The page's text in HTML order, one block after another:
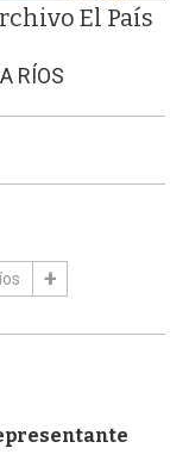
El País
RÍOS